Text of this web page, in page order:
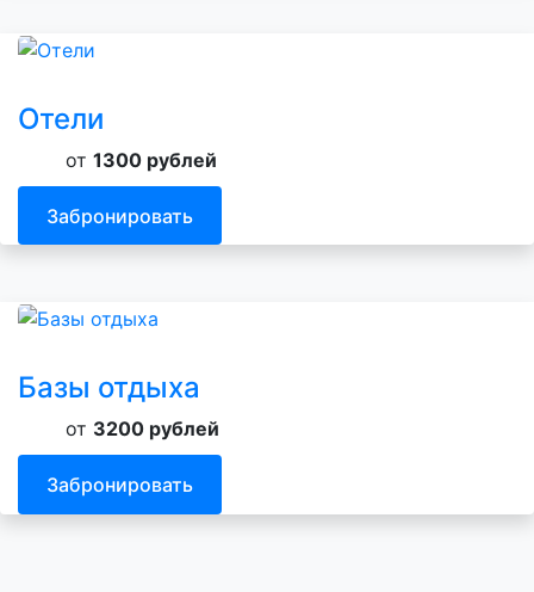
Отели
от 1300 рублей
Забронировать
Базы отдыха
от 3200 рублей
Забронировать